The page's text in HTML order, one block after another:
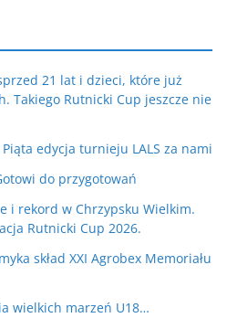
21 lat i dzieci, które już
Takiego Rutnicki Cup jeszcze nie
edycja turnieju LALS za nami
do przygotowań
i rekord w Chrzypsku Wielkim.
Rutnicki Cup 2026.
skład XXI Agrobex Memoriału
wielkich marzeń U18…